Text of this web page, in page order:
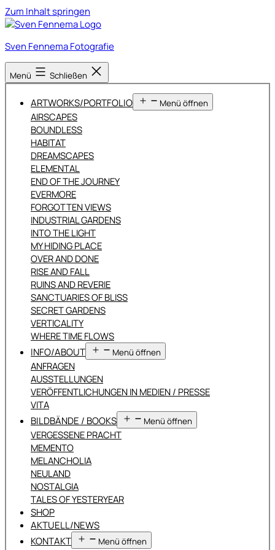
Zum Inhalt springen
Sven Fennema Fotografie
Menü Schließen
ARTWORKS/PORTFOLIO Menü öffnen
AIRSCAPES
BOUNDLESS
HABITAT
DREAMSCAPES
ELEMENTAL
END OF THE JOURNEY
EVERMORE
FORGOTTEN VIEWS
INDUSTRIAL GARDENS
INTO THE LIGHT
MY HIDING PLACE
OVER AND DONE
RISE AND FALL
RUINS AND REVERIE
SANCTUARIES OF BLISS
SECRET GARDENS
VERTICALITY
WHERE TIME FLOWS
INFO/ABOUT Menü öffnen
ANFRAGEN
AUSSTELLUNGEN
VERÖFFENTLICHUNGEN IN MEDIEN / PRESSE
VITA
BILDBÄNDE / BOOKS Menü öffnen
VERGESSENE PRACHT
MEMENTO
MELANCHOLIA
NEULAND
NOSTALGIA
TALES OF YESTERYEAR
SHOP
AKTUELL/NEWS
KONTAKT
Menü öffnen